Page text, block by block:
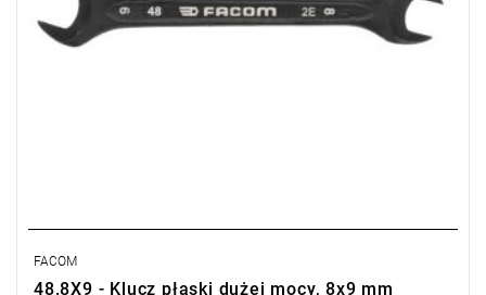
FACOM
48.8X9 - Klucz płaski dużej mocy, 8x9 mm